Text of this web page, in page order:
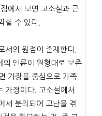
에서 보면 고소설과 근
할 수 있다.
서의 원점이 존재한다.
의 인륜이 원형대로 보존
가장을 중심으로 가족
가정이다. 고소설에서
서 분리되어 고난을 겪